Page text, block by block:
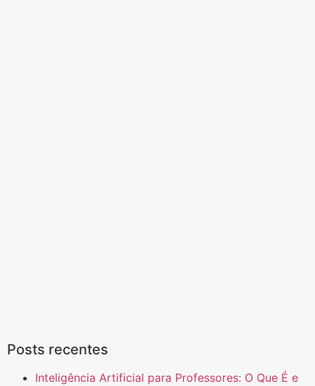
Posts recentes
Inteligência Artificial para Professores: O Que É e